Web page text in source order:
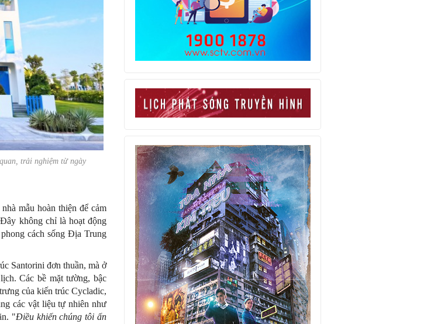
trải nghiệm từ ngày
mẫu hoàn thiện để cảm
không chỉ là hoạt động
cách sống Địa Trung
Santorini đơn thuần, mà ở
Các bề mặt tường, bậc
của kiến trúc Cycladic,
các vật liệu tự nhiên như
"Điều khiến chúng tôi ấn